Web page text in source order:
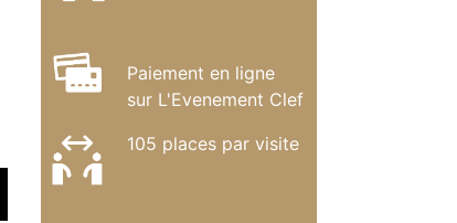
Paiement en ligne
sur L'Evenement Clef
105 places par visite